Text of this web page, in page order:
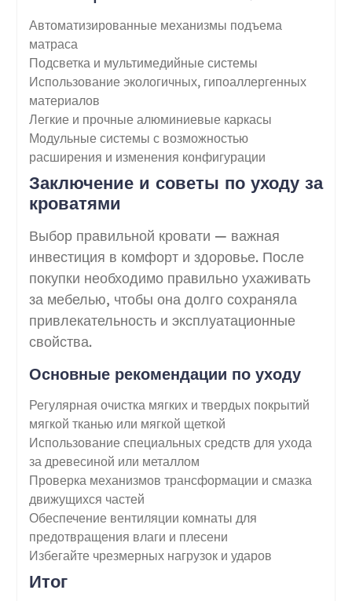
Автоматизированные механизмы подъема
матраса
Подсветка и мультимедийные системы
Использование экологичных, гипоаллергенных
материалов
Легкие и прочные алюминиевые каркасы
Модульные системы с возможностью
расширения и изменения конфигурации
Заключение и советы по уходу за
кроватями
Выбор правильной кровати — важная
инвестиция в комфорт и здоровье. После
покупки необходимо правильно ухаживать
за мебелью, чтобы она долго сохраняла
привлекательность и эксплуатационные
свойства.
Основные рекомендации по уходу
Регулярная очистка мягких и твердых покрытий
мягкой тканью или мягкой щеткой
Использование специальных средств для ухода
за древесиной или металлом
Проверка механизмов трансформации и смазка
движущихся частей
Обеспечение вентиляции комнаты для
предотвращения влаги и плесени
Избегайте чрезмерных нагрузок и ударов
Итог